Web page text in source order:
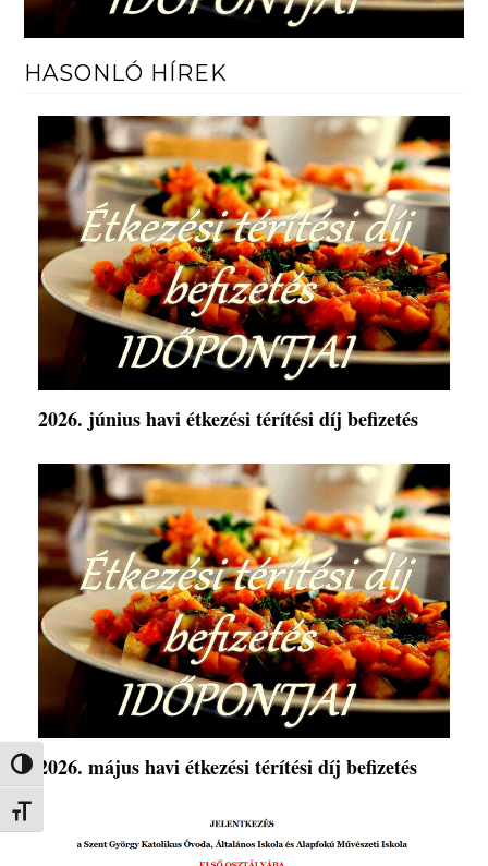
Nagy kontraszt váltása
Betűméret váltása
HASONLÓ HÍREK
2026. június havi étkezési térítési díj befizetés
2026. május havi étkezési térítési díj befizetés